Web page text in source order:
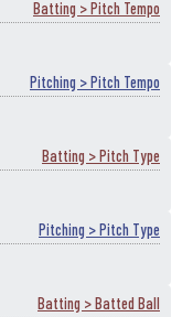
Batting > Pitch Tempo
Pitching > Pitch Tempo
Batting > Pitch Type
Pitching > Pitch Type
Batting > Batted Ball